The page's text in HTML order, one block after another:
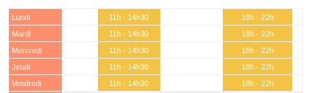
Lundi 11h - 14h30
18h - 22h
Mardi
11h - 14h30
18h - 22h
Mercredi
11h - 14h30
18h - 22h
Jeudi
11h - 14h30
18h - 22h
Vendredi
11h - 14h30
18h - 22h